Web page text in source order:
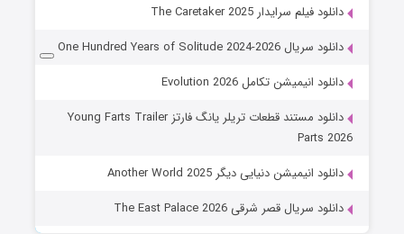
دانلود فیلم سرایدار The Caretaker 2025
دانلود سریال One Hundred Years of Solitude 2024-2026
دانلود انیمیشن تکامل Evolution 2026
دانلود مستند قطعات تریلر یانگ فارتز Young Farts Trailer
Parts 2026
دانلود انیمیشن دنیایی دیگر Another World 2025
دانلود سریال قصر شرقی The East Palace 2026